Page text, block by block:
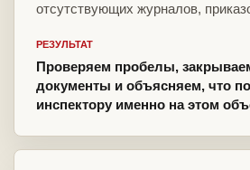
отсутствующих журналов,
РЕЗУЛЬТАТ
Проверяем пробелы,
документы и объясняем, что
инспектору именно на этом